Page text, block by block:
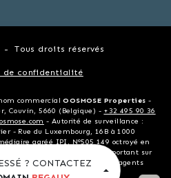
? CONTACTEZ
Tous droits réservés
de confidentialité
commercialOOSMOSE Properties -
Couvin, 5660 (Belgique) - +32 495 90 36
- Autorité de surveillance :
- Rue du Luxembourg, 16B à 1000
agréé IPI, N°505 149 octroyé en
royal du 27 septembre 2006 portant sur
de l'Institut professionnel des agents
française